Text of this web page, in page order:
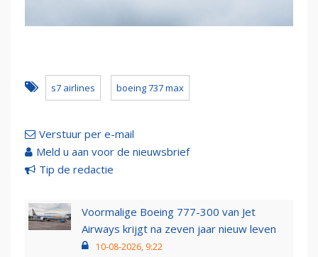
s7 airlines boeing 737 max
Verstuur per e-mail
Meld u aan voor de nieuwsbrief
Tip de redactie
Voormalige Boeing 777-300 van Jet
Airways krijgt na zeven jaar nieuw leven
10-08-2026, 9:22